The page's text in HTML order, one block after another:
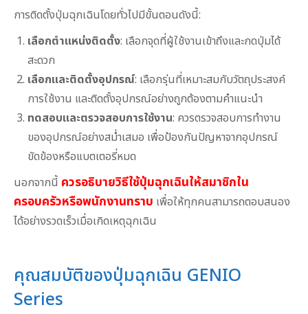
การติดตั้งปุ่มฉุกเฉินโดยทั่วไปมีขั้นตอนดังนี้:
เลือกตำแหน่งติดตั้ง: เลือกจุดที่ผู้ใช้งานเข้าถึงและกดปุ่มได้
สะดวก
เลือกและติดตั้งอุปกรณ์: เลือกรุ่นที่เหมาะสมกับวัตถุประสงค์
การใช้งาน และติดตั้งอุปกรณ์อย่างถูกต้องตามคำแนะนำ
ทดสอบและตรวจสอบการใช้งาน: ควรตรวจสอบการทำงาน
ของอุปกรณ์อย่างสม่ำเสมอ เพื่อป้องกันปัญหาจากอุปกรณ์
ขัดข้องหรือแบตเตอรี่หมด
นอกจากนี้ ควรอธิบายวิธีใช้ปุ่มฉุกเฉินให้สมาชิกใน
ครอบครัวหรือพนักงานทราบ เพื่อให้ทุกคนสามารถตอบสนอง
ได้อย่างรวดเร็วเมื่อเกิดเหตุฉุกเฉิน
คุณสมบัติของปุ่มฉุกเฉิน GENIO
Series